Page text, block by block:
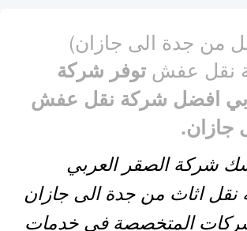
من جدة الى جازان)
نقل عفش توفر شركة
افضل شركة نقل عفش
شركة الصقر العربي
اثاث من جدة الى جازان
المتخصصة في خدمات